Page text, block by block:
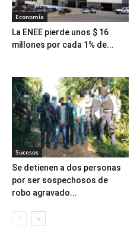
Economía
La ENEE pierde unos $ 16
millones por cada 1% de...
Sucesos
Se detienen a dos personas
por ser sospechosos de
robo agravado...